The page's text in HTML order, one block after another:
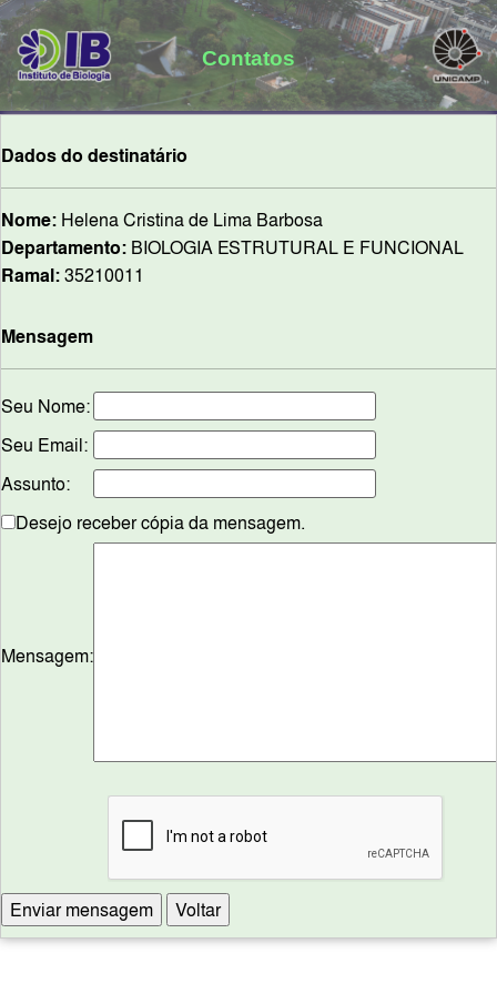
Contatos
Dados do destinatário
Nome: Helena Cristina de Lima Barbosa
Departamento: BIOLOGIA ESTRUTURAL E FUNCIONAL
Ramal:35210011
Mensagem
Seu Nome:
Seu Email:
Assunto:
Desejo receber cópia da mensagem.
Mensagem: